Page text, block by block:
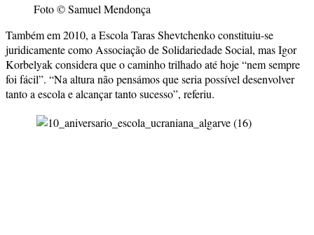
Foto © Samuel Mendonça
Também em 2010, a Escola Taras Shevtchenko constituiu-se
juridicamente como Associação de Solidariedade Social, mas Igor
Korbelyak considera que o caminho trilhado até hoje “nem sempre
foi fácil”. “Na altura não pensámos que seria possível desenvolver
tanto a escola e alcançar tanto sucesso”, referiu.